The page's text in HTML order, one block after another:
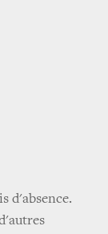
d'absence.